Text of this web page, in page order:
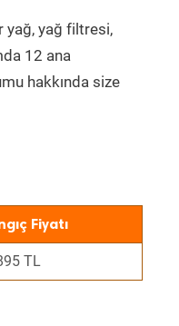
yağ, yağ filtresi,
12 ana
hakkında size
Fiyatı
TL